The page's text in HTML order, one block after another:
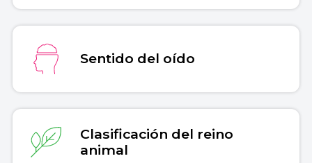
Sentido del oído
Clasificación del reino
animal